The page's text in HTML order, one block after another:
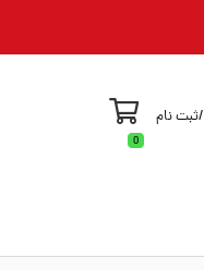
/ثبت نام
0